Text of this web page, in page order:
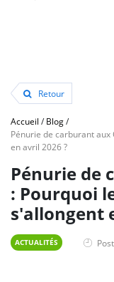
Retour
Accueil /Blog/
Pénurie de carburant
en avril 2026 ?
Pénurie de
: Pourquoi
s'allongent
ACTUALITÉS